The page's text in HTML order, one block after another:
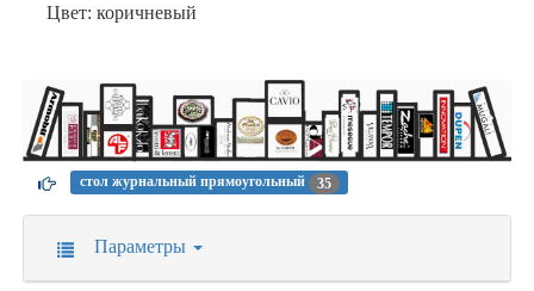
Цвет: коричневый
стол журнальный прямоугольный 35
Параметры